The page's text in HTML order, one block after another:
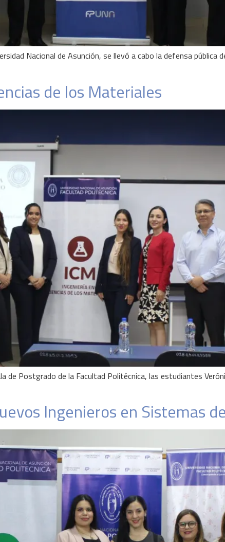
Nacional de Asunción, se llevó a cabo la defensa pública
de los Materiales
de Postgrado de la Facultad Politécnica, las estudiantes
Ingenieros en Sistemas